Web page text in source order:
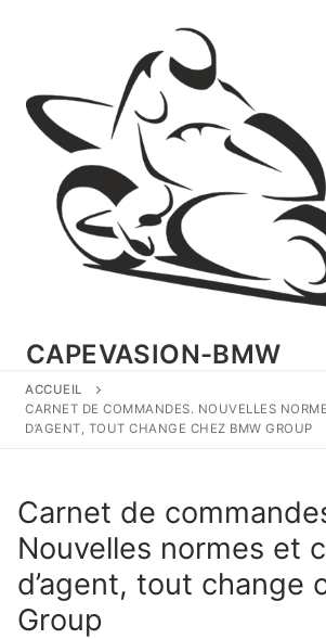
CAPEVASION-BMW
ACCUEIL
CARNET DE COMMANDES. NOUVELLES
D’AGENT, TOUT CHANGE CHEZ BMW GROUP
Carnet de
Nouvelles normes et
d’agent, tout change
Group